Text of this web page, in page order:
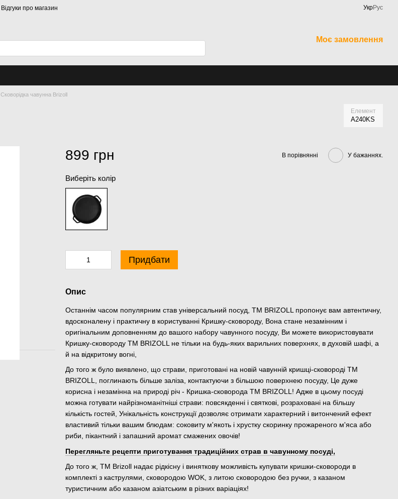
Відгуки про магазин УкрРус
Моє замовлення
Сковорідка чавунна Brizoll
Елемент
A240KS
899 грн В порівнянні У бажаннях.
Виберіть колір
Придбати
Опис
Останнім часом популярним став універсальний посуд, ТМ BRIZOLL пропонує вам автентичну,
вдосконалену і практичну в користуванні Кришку-сковороду, Вона стане незамінним і
оригінальним доповненням до вашого набору чавунного посуду, Ви можете використовувати
Кришку-сковороду ТМ BRIZOLL не тільки на будь-яких варильних поверхнях, в духовій шафі, а
й на відкритому вогні,
До того ж було виявлено, що страви, приготовані на новій чавунній кришці-сковороді TM
BRIZOLL, поглинають більше заліза, контактуючи з більшою поверхнею посуду, Це дуже
корисна і незамінна на природі річ - Кришка-сковорода ТМ BRIZOLL! Адже в цьому посуді
можна готувати найрізноманітніші страви: повсякденні і святкові, розраховані на більшу
кількість гостей, Унікальність конструкції дозволяє отримати характерний і витончений ефект
властивий тільки вашим блюдам: соковиту м'якоть і хрустку скоринку прожареного м'яса або
риби, пікантний і запашний аромат смажених овочів!
Перегляньте рецепти приготування традиційних страв в чавунному посуді,
До того ж, ТМ Brizoll надає рідкісну і виняткову можливість купувати кришки-сковороди в
комплекті з каструлями, сковородою WOK, з литою сковородою без ручки, з казаном
туристичним або казаном азіатським в різних варіаціях!